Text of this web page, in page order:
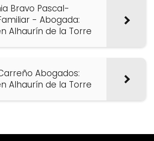
Bravo Pascal-
- Abogada:
Alhaurín de la Torre
Abogados:
Alhaurín de la Torre